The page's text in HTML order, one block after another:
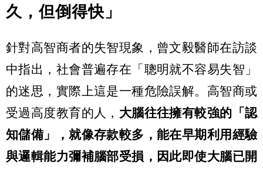
久，但倒得快」
針對高智商者的失智現象，曾文毅醫師在訪談
中指出，社會普遍存在「聰明就不容易失智」
的迷思，實際上這是一種危險誤解。高智商或
受過高度教育的人， 大腦往往擁有較強的「認
知儲備」，就像存款較多，能在早期利用經驗
與邏輯能力彌補腦部受損，因此即使大腦已開